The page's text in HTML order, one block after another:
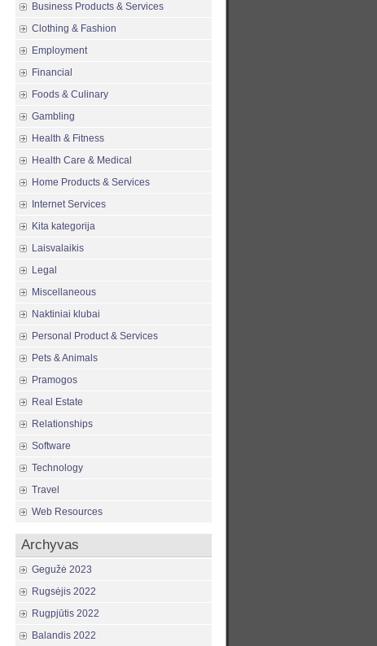
Business Products & Services
Clothing & Fashion
Employment
Financial
Foods & Culinary
Gambling
Health & Fitness
Health Care & Medical
Home Products & Services
Internet Services
Kita kategorija
Laisvalaikis
Legal
Miscellaneous
Naktiniai klubai
Personal Product & Services
Pets & Animals
Pramogos
Real Estate
Relationships
Software
Technology
Travel
Web Resources
Archyvas
Gegužė 2023
Rugsėjis 2022
Rugpjūtis 2022
Balandis 2022